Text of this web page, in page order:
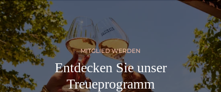
MITGLIED WERDEN
Entdecken Sie unser
Treueprogramm